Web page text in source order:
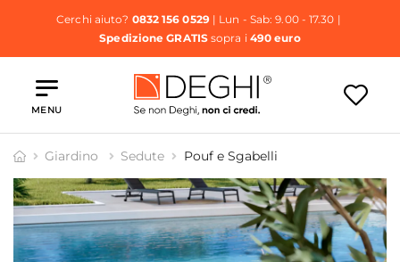
Cerchi aiuto? 0832 156 0529| Lun - Sab: 9.00 - 17.30 |
Spedizione GRATISsopra i 490 euro
MENU
Giardino Sedute Pouf e Sgabelli